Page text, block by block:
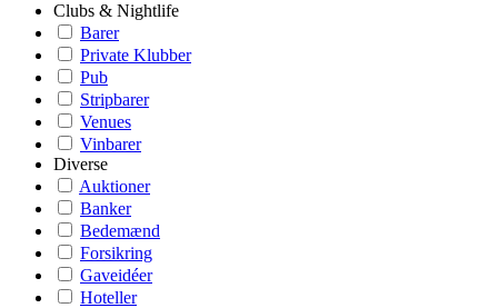
Clubs & Nightlife
Barer
Private Klubber
Pub
Stripbarer
Venues
Vinbarer
Diverse
Auktioner
Banker
Bedemænd
Forsikring
Gaveidéer
Hoteller